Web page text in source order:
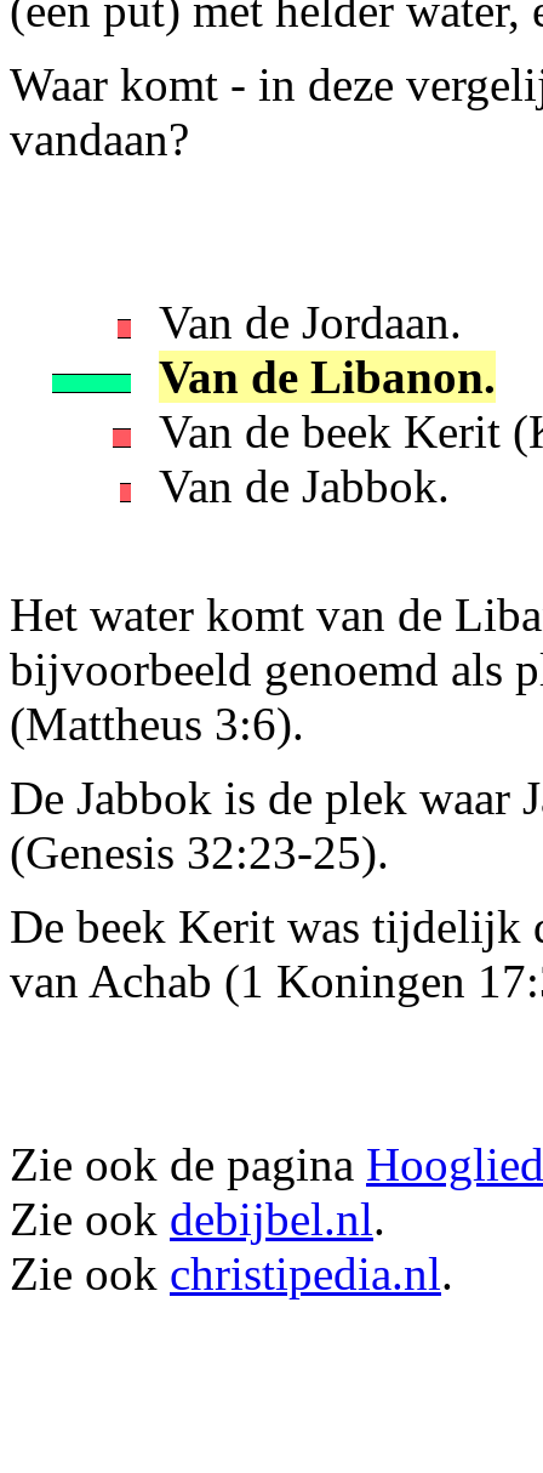
Waar komt - in deze
vandaan?
Van de Jordaan.
Van de Libanon.
Van de beek Kerit
Van de Jabbok.
Het water komt van de
bijvoorbeeld genoemd als
(Mattheus 3:6).
De Jabbok is de plek waar
(Genesis 32:23-25).
De beek Kerit was tijdelijk
van Achab (1 Koningen
Zie ook de pagina
Zie ook debijbel.nl.
Zie ook christipedia.nl.